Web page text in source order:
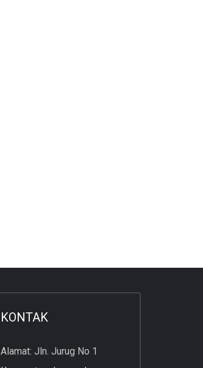
KONTAK
Alamat: Jln. Jurug No 1